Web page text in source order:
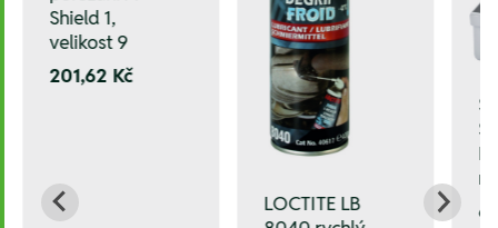
Shield 1,
velikost 9
201,62 Kč
LOCTITE LB